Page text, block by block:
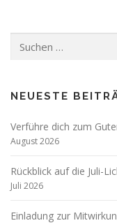
nach:
NEUESTE
Verführe dich zum
August 2026
Rückblick auf die Juli-
Juli 2026
Einladung zur